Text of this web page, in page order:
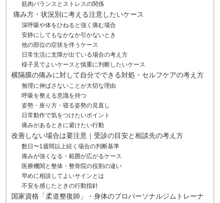
筋肉バランスとストレスの関係
痛み方・状況別に考える注意したいケース
深呼吸や体をひねると強く痛む場合
安静にしてもなかなか引かないとき
他の部位の症状を伴うケース
日常生活に支障が出ている場合の考え方
様子見でよいケースと慎重に判断したいケース
横隔膜の痛みに対して自分でできる対処・セルフケアの考え方
無理に伸ばさないことが大切な理由
呼吸を整える意識を持つ
姿勢・座り方・寝る姿勢の見直し
日常動作で気をつけたいポイント
痛みがあるときに避けたい行動
改善しない場合は要注意｜受診の目安と相談先の考え方
数日〜1週間以上続く場合の判断基準
痛みが強くなる・範囲が広がるケース
医療機関と整体・整骨院の役割の違い
早めに相談してよいサインとは
不安を感じたときの行動指針
国家資格「柔道整復師」・身体のプロパーソナルジムトレーナ